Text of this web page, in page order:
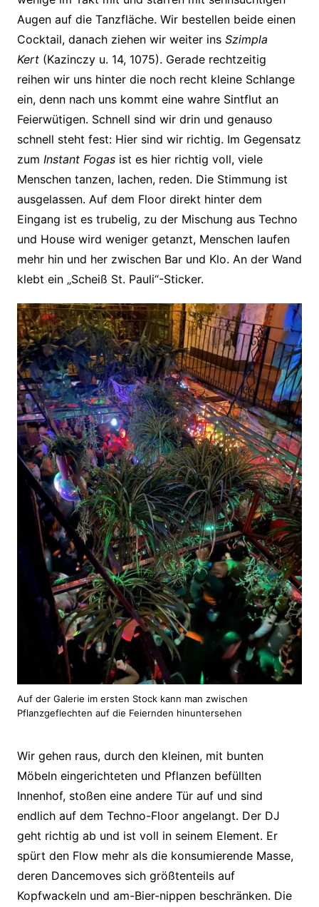
Augen auf die Tanzfläche. Wir bestellen beide einen
Cocktail, danach ziehen wir weiter ins Szimpla
Kert(Kazinczy u. 14, 1075). Gerade rechtzeitig
reihen wir uns hinter die noch recht kleine Schlange
ein, denn nach uns kommt eine wahre Sintflut an
Feierwütigen. Schnell sind wir drin und genauso
schnell steht fest: Hier sind wir richtig. Im Gegensatz
zum Instant Fogasist es hier richtig voll, viele
Menschen tanzen, lachen, reden. Die Stimmung ist
ausgelassen. Auf dem Floor direkt hinter dem
Eingang ist es trubelig, zu der Mischung aus Techno
und House wird weniger getanzt, Menschen laufen
mehr hin und her zwischen Bar und Klo. An der Wand
klebt ein „Scheiß St. Pauli“-Sticker.
Auf der Galerie im ersten Stock kann man zwischen
Pflanzgeflechten auf die Feiernden hinuntersehen
Wir gehen raus, durch den kleinen, mit bunten
Möbeln eingerichteten und Pflanzen befüllten
Innenhof, stoßen eine andere Tür auf und sind
endlich auf dem Techno-Floor angelangt. Der DJ
geht richtig ab und ist voll in seinem Element. Er
spürt den Flow mehr als die konsumierende Masse,
deren Dancemoves sich größtenteils auf
Kopfwackeln und am-Bier-nippen beschränken. Die